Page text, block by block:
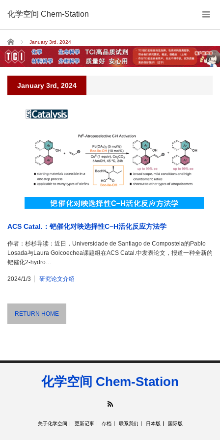
化学空间 Chem-Station
Home January 3rd, 2024
January 3rd, 2024
ACS Catal.：钯催化对映选择性C−H活化反应方法学
作者：杉杉导读：近日，Universidade de Santiago de Compostela的Pablo
Losada与Laura Goicoechea课题组在ACS Catal.中发表论文，报道一种全新的
钯催化2-hydro…
2024/1/3 研究论文介绍
RETURN HOME
化学空间 Chem-Station
关于化学空间 更新记事 存档 联系我们 日本版 国际版